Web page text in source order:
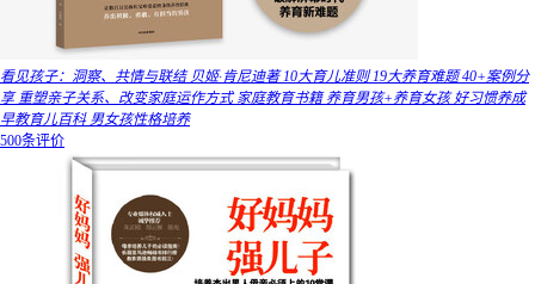
看见孩子：洞察、共情与联结 贝姬·肯尼迪著 10大育儿准则 19大养育难题 40+案例分
享 重塑亲子关系、改变家庭运作方式 家庭教育书籍 养育男孩+养育女孩 好习惯养成
早教育儿百科 男女孩性格培养
500条评价